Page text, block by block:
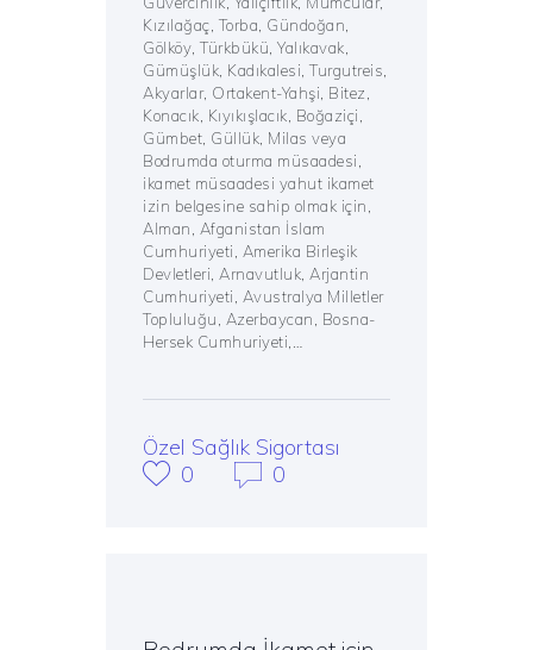
Kızılağaç, Torba, Gündoğan,
Gölköy, Türkbükü, Yalıkavak,
Gümüşlük, Kadıkalesi, Turgutreis,
Akyarlar, Ortakent-Yahşi, Bitez,
Konacık, Kıyıkışlacık, Boğaziçi,
Gümbet, Güllük, Milas veya
Bodrumda oturma müsaadesi,
ikamet müsaadesi yahut ikamet
izin belgesine sahip olmak için,
Alman, Afganistan İslam
Cumhuriyeti, Amerika Birleşik
Devletleri, Arnavutluk, Arjantin
Cumhuriyeti, Avustralya Milletler
Topluluğu, Azerbaycan, Bosna-
Hersek Cumhuriyeti,…
Özel Sağlık Sigortası
0
0